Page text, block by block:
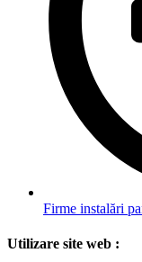
Firme instalări
Utilizare site web :